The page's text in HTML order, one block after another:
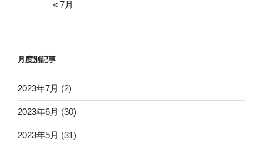
« 7月
月度別記事
2023年7月 (2)
2023年6月 (30)
2023年5月 (31)